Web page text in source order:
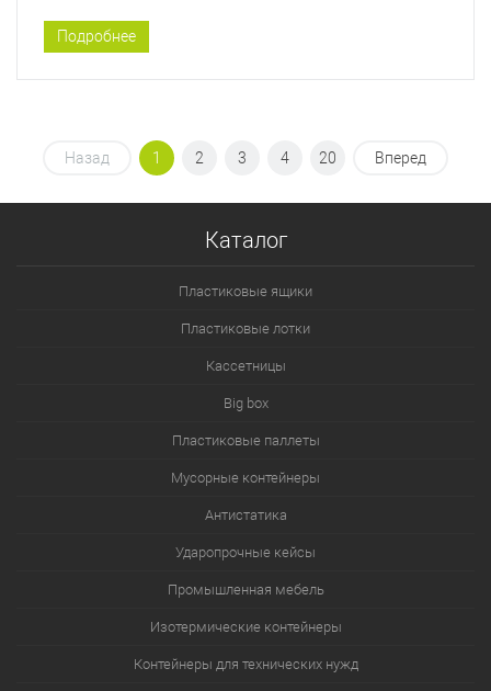
Подробнее
Назад 1 2 3 4 20 Вперед
Каталог
Пластиковые ящики
Пластиковые лотки
Кассетницы
Big box
Пластиковые паллеты
Мусорные контейнеры
Антистатика
Ударопрочные кейсы
Промышленная мебель
Изотермические контейнеры
Контейнеры для технических нужд